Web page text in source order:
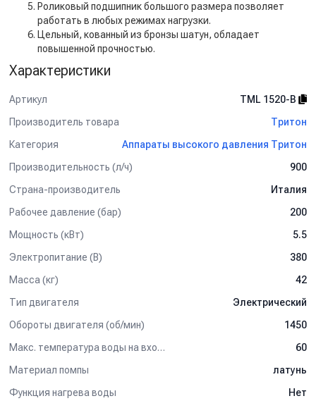
Роликовый подшипник большого размера позволяет
работать в любых режимах нагрузки.
Цельный, кованный из бронзы шатун, обладает
повышенной прочностью.
Характеристики
Артикул
TML 1520-B
Производитель товара
Тритон
Категория
Аппараты высокого давления Тритон
Производительность (л/ч)
900
Страна-производитель
Италия
Рабочее давление (бар)
200
Мощность (кВт)
5.5
Электропитание (В)
380
Масса (кг)
42
Тип двигателя
Электрический
Обороты двигателя (об/мин)
1450
Макс. температура воды на входе (°C)
60
Материал помпы
латунь
Функция нагрева воды
Нет